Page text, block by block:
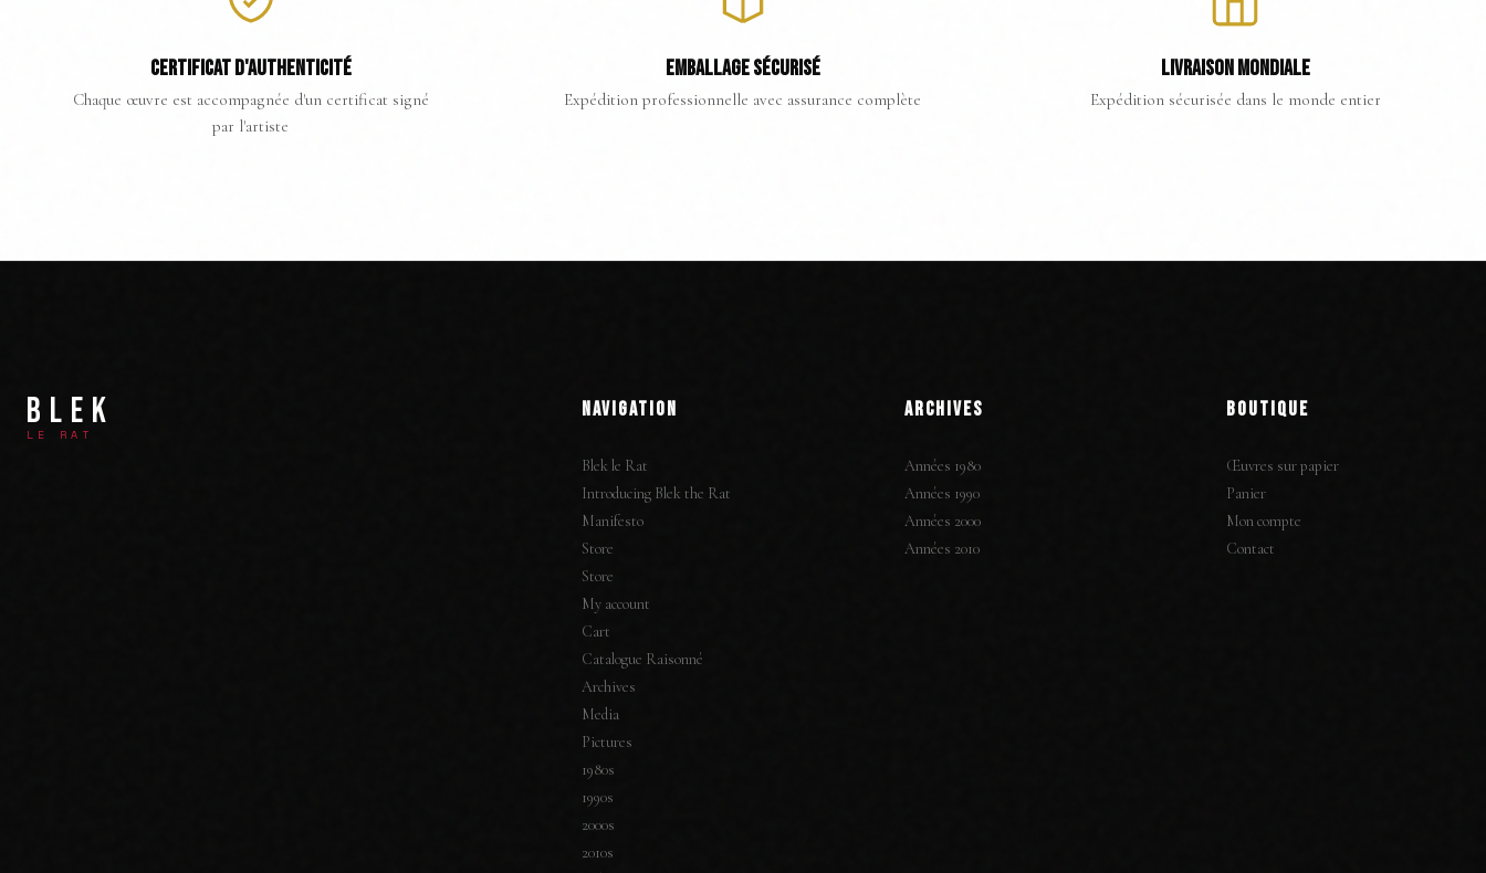
CERTIFICAT D'AUTHENTICITÉ
Chaque œuvre est accompagnée d'un certificat signé
par l'artiste
EMBALLAGE SÉCURISÉ
Expédition professionnelle avec assurance complète
LIVRAISON MONDIALE
Expédition sécurisée dans le monde entier
BLEK
LE RAT
NAVIGATION
Blek le Rat
Introducing Blek the Rat
Manifesto
Store
Store
My account
Cart
Catalogue Raisonné
Archives
Media
Pictures
1980s
1990s
2000s
2010s
ARCHIVES
Années 1980
Années 1990
Années 2000
Années 2010
BOUTIQUE
Œuvres sur papier
Panier
Mon compte
Contact